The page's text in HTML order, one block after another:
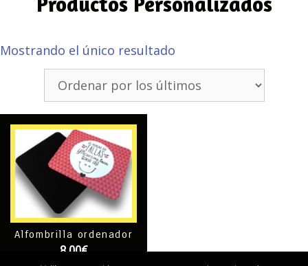
Mostrando el único resultado
Alfombrilla ordenador
8,00€